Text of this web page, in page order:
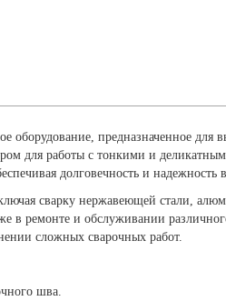
оборудование, предназначенное
для работы с тонкими и
долговечность и надежность
сварку нержавеющей стали,
в ремонте и обслуживании
сложных сварочных работ.
шва.